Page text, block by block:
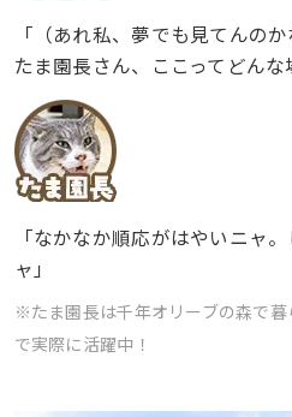
「（あれ私、夢でも見てんの
たま園長さん、ここってどんな
「なかなか順応がはやいニャ
ャ」
※たま園長は千年オリーブの森で暮
で実際に活躍中！